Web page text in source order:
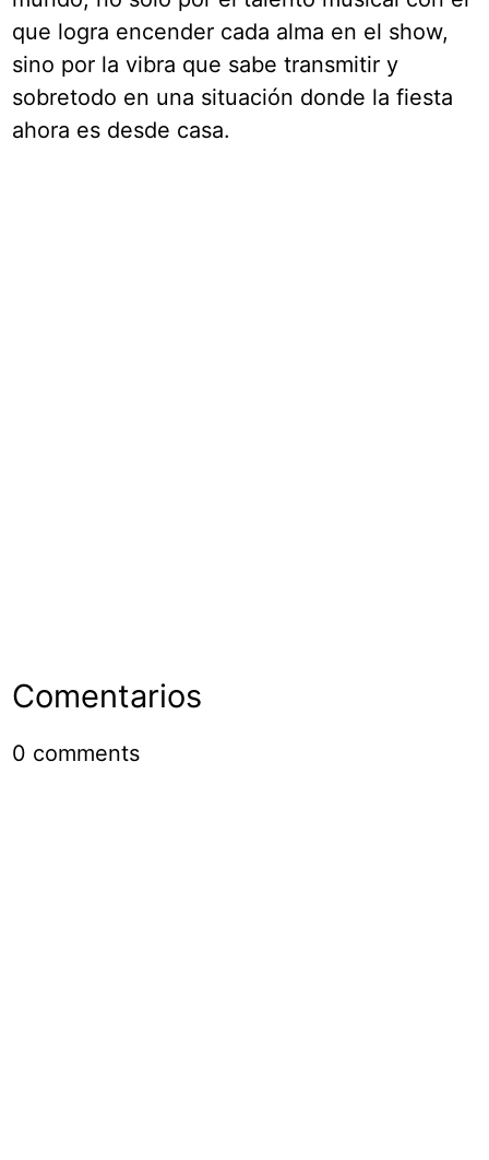
que logra encender cada alma en el show,
sino por la vibra que sabe transmitir y
sobretodo en una situación donde la fiesta
ahora es desde casa.
Comentarios
0 comments